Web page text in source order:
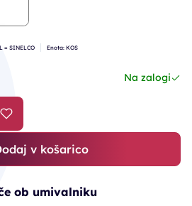
= SINELCO Enota: KOS
Na zalogi
v košarico
ob umivalniku